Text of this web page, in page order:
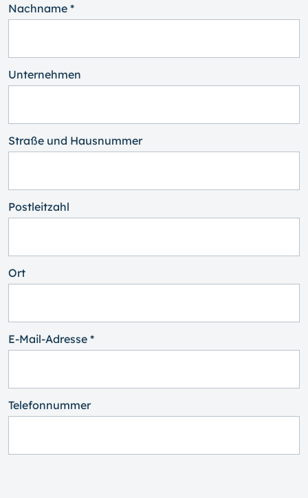
Nachname *
Unternehmen
Straße und Hausnummer
Postleitzahl
Ort
E-Mail-Adresse *
Telefonnummer